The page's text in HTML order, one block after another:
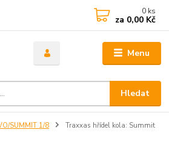
Menu
Hledat
0 ks
za 0,00 Kč
SUMMIT 1/8 Traxxas hřídel kola: Summit